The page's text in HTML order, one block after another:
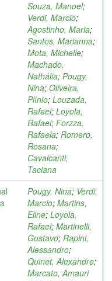
Souza, Manoel;
Verdi, Marcio;
Agostinho, Maria;
Santos, Marianna;
Mota, Michelle;
Machado,
Nathália; Pougy,
Nina; Oliveira,
Plínio; Louzada,
Rafael; Loyola,
Rafael; Forzza,
Rafaela; Romero,
Rosana;
Cavalcanti,
Taciana
Pougy, Nina; Verdi,
Marcio; Martins,
Eline; Loyola,
Rafael; Martinelli,
Gustavo; Rapini,
Alessandro;
Quinet, Alexandre;
Marcato, Amauri